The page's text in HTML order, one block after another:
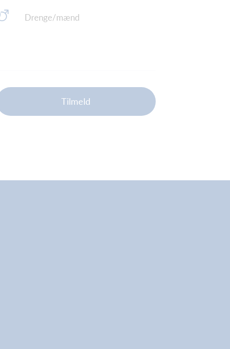
Drenge/mænd
Tilmeld